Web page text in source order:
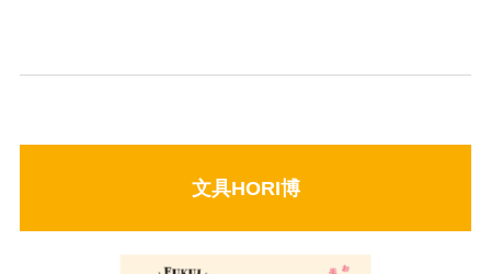
文具HORI博